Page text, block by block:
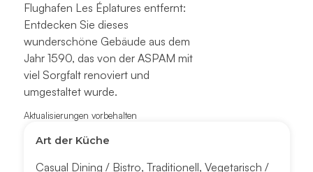
Flughafen Les Éplatures entfernt:
Entdecken Sie dieses
wunderschöne Gebäude aus dem
Jahr 1590, das von der ASPAM mit
viel Sorgfalt renoviert und
umgestaltet wurde.
Aktualisierungen vorbehalten
Art der Küche
Casual Dining / Bistro,Traditionell,Vegetarisch /